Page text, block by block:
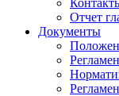
Отчет
Документы